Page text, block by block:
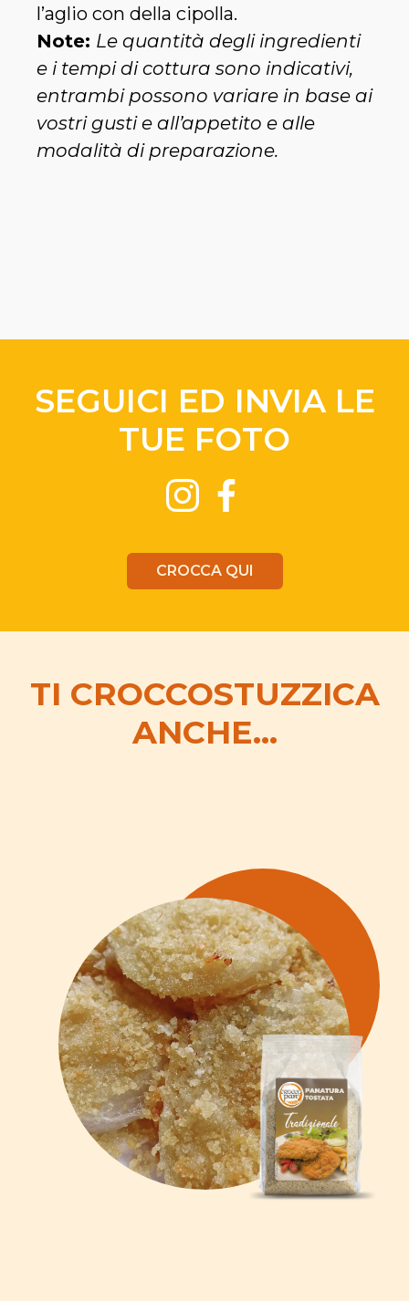
l’aglio con della cipolla.
Note: Le quantità degli ingredienti
e i tempi di cottura sono indicativi,
entrambi possono variare in base ai
vostri gusti e all’appetito e alle
modalità di preparazione.
SEGUICI ED INVIA LE
TUE FOTO
CROCCA QUI
TI CROCCOSTUZZICA
ANCHE...